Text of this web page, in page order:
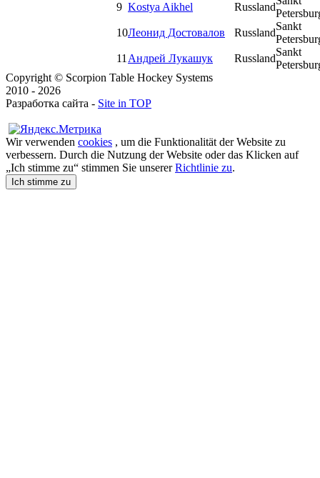
9 Kostya Aikhel Russland
10Леонид Достовалов Russland
Sankt
11 Андрей Лукашук Russland
Sankt
Copyright © Scorpion Table Hockey Systems
2010 - 2026
Разработка сайта - Site in TOP
Wir verwenden cookies , um die Funktionalität der Website zu
verbessern. Durch die Nutzung der Website oder das Klicken auf
„Ich stimme zu“ stimmen Sie unsererRichtlinie zu.
Ich stimme zu